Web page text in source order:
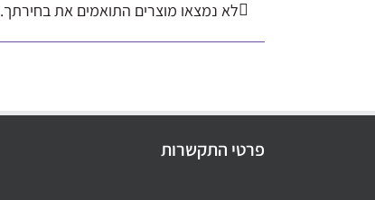
לא נמצאו מוצרים התואמים את בחירתך.
פרטי התקשרות